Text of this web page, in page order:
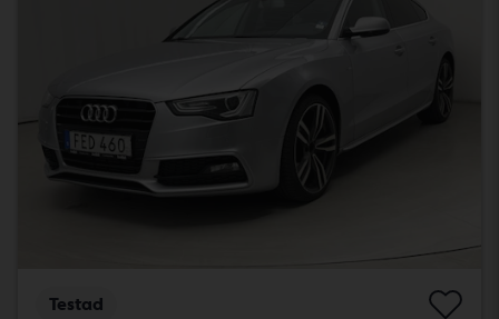
Testad